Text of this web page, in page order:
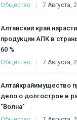
Общество 7 Августа,
Алтайский край
продукции АПК в
60 %
Общество 7 Августа,
Алтайкрайимущество
дело о долгострое в
"Волна"